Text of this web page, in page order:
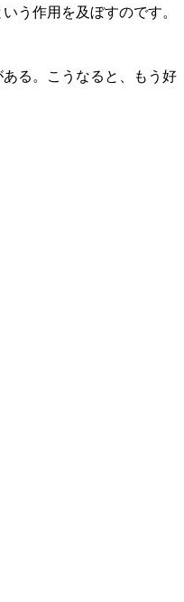
う作用を及ぼすのです。
る。こうなると、もう好